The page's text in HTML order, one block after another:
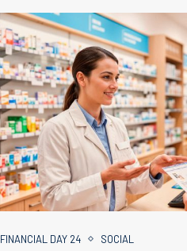
FINANCIAL DAY 24 SOCIAL